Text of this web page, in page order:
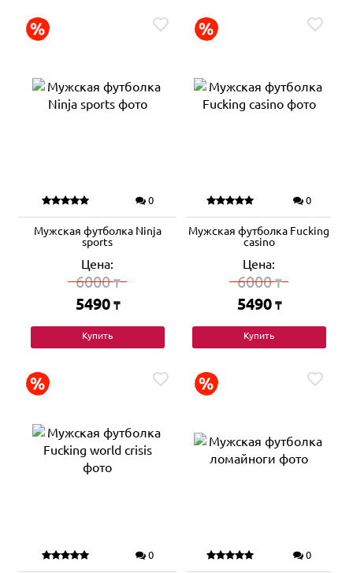
0
Мужская футболка Ninja
sports
Цена:
6000₸
5490 ₸
Купить
0
Мужская футболка Fuсking
casino
Цена:
6000₸
5490 ₸
Купить
0 0